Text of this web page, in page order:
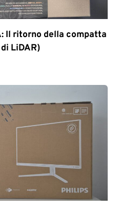
Il ritorno della compatta
LiDAR)